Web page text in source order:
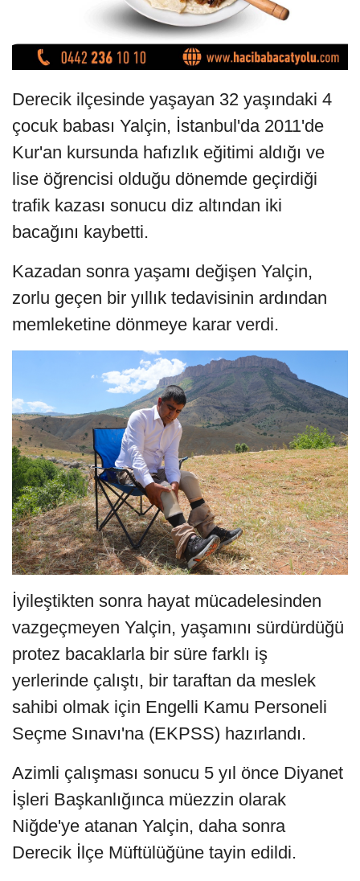
Derecik ilçesinde yaşayan 32 yaşındaki 4
çocuk babası Yalçin, İstanbul'da 2011'de
Kur'an kursunda hafızlık eğitimi aldığı ve
lise öğrencisi olduğu dönemde geçirdiği
trafik kazası sonucu diz altından iki
bacağını kaybetti.
Kazadan sonra yaşamı değişen Yalçin,
zorlu geçen bir yıllık tedavisinin ardından
memleketine dönmeye karar verdi.
İyileştikten sonra hayat mücadelesinden
vazgeçmeyen Yalçin, yaşamını sürdürdüğü
protez bacaklarla bir süre farklı iş
yerlerinde çalıştı, bir taraftan da meslek
sahibi olmak için Engelli Kamu Personeli
Seçme Sınavı'na (EKPSS) hazırlandı.
Azimli çalışması sonucu 5 yıl önce Diyanet
İşleri Başkanlığınca müezzin olarak
Niğde'ye atanan Yalçin, daha sonra
Derecik İlçe Müftülüğüne tayin edildi.